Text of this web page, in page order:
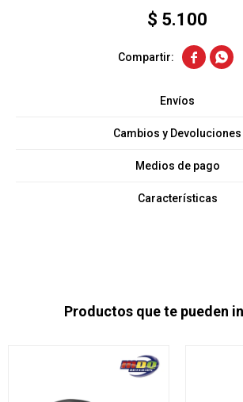
$ 5.100
 
Envíos
Cambios y Devoluciones
Medios de pago
Características
Productos que te pueden